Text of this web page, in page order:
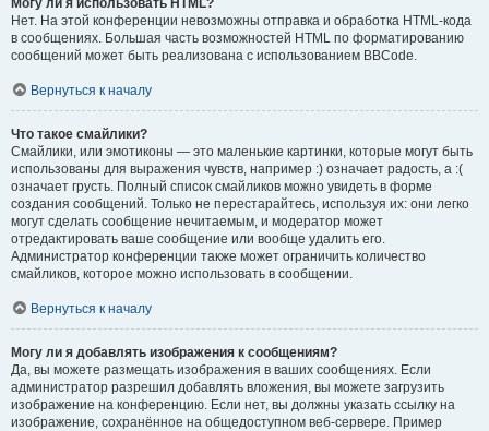
Могу ли я использовать HTML?
Нет. На этой конференции невозможны отправка и обработка HTML-кода
в сообщениях. Большая часть возможностей HTML по форматированию
сообщений может быть реализована с использованием BBCode.
Вернуться к началу
Что такое смайлики?
Смайлики, или эмотиконы — это маленькие картинки, которые могут быть
использованы для выражения чувств, например :) означает радость, а :(
означает грусть. Полный список смайликов можно увидеть в форме
создания сообщений. Только не перестарайтесь, используя их: они легко
могут сделать сообщение нечитаемым, и модератор может
отредактировать ваше сообщение или вообще удалить его.
Администратор конференции также может ограничить количество
смайликов, которое можно использовать в сообщении.
Вернуться к началу
Могу ли я добавлять изображения к сообщениям?
Да, вы можете размещать изображения в ваших сообщениях. Если
администратор разрешил добавлять вложения, вы можете загрузить
изображение на конференцию. Если нет, вы должны указать ссылку на
изображение, сохранённое на общедоступном веб-сервере. Пример